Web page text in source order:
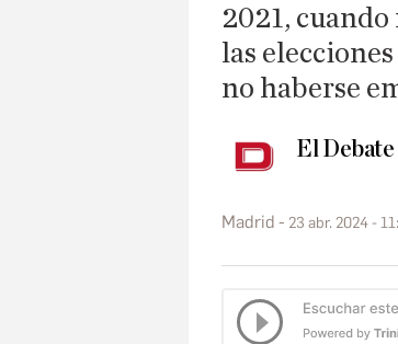
2021,
las
no haberse
El Debate
Madrid 23 abr. 2024 -